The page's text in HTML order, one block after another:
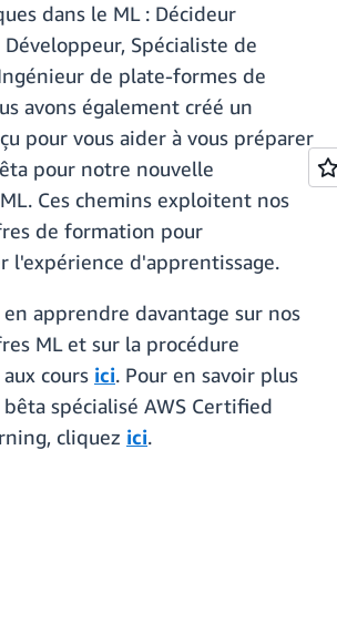
dans le ML : Décideur
Développeur, Spécialiste de
de plate-formes de
avons également créé un
pour vous aider à vous préparer
pour notre nouvelle
Ces chemins exploitent nos
de formation pour
l'expérience d'apprentissage.
en apprendre davantage sur nos
ML et sur la procédure
cours ici. Pour en savoir plus
spécialisé AWS Certified
cliquez ici.